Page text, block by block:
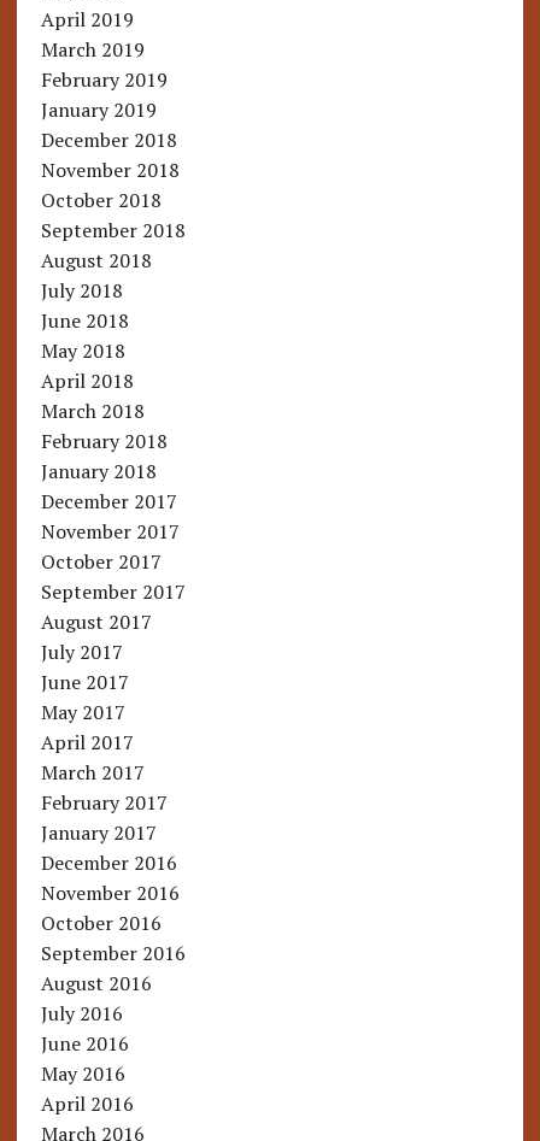
April 2019
March 2019
February 2019
January 2019
December 2018
November 2018
October 2018
September 2018
August 2018
July 2018
June 2018
May 2018
April 2018
March 2018
February 2018
January 2018
December 2017
November 2017
October 2017
September 2017
August 2017
July 2017
June 2017
May 2017
April 2017
March 2017
February 2017
January 2017
December 2016
November 2016
October 2016
September 2016
August 2016
July 2016
June 2016
May 2016
April 2016
March 2016